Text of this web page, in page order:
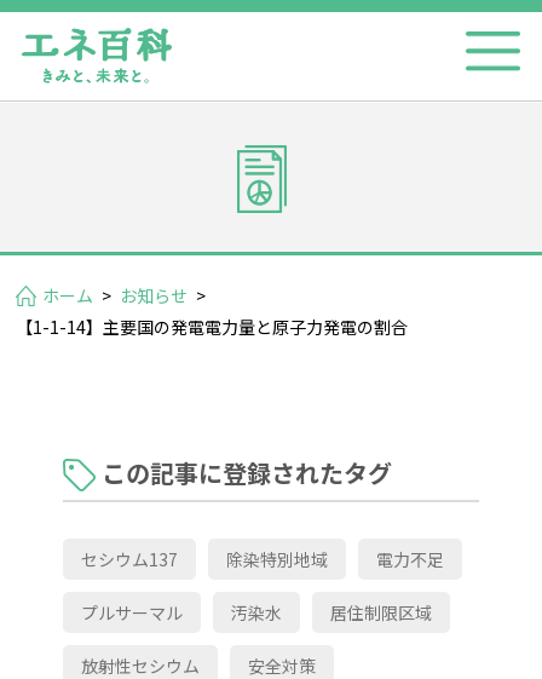
ホーム > お知らせ >
【1-1-14】主要国の発電電力量と原子力発電の割合
この記事に登録されたタグ
セシウム137 除染特別地域 電力不足
プルサーマル 汚染水 居住制限区域
放射性セシウム 安全対策